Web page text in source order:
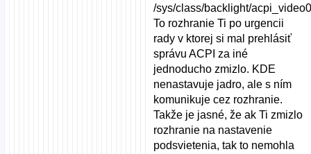
/sys/class/backlight/
To rozhranie Ti po urgencii
rady v ktorej si mal prehlásiť
správu ACPI za iné
jednoducho zmizlo. KDE
nenastavuje jadro, ale s ním
komunikuje cez rozhranie.
Takže je jasné, že ak Ti zmizlo
rozhranie na nastavenie
podsvietenia, tak to nemohla